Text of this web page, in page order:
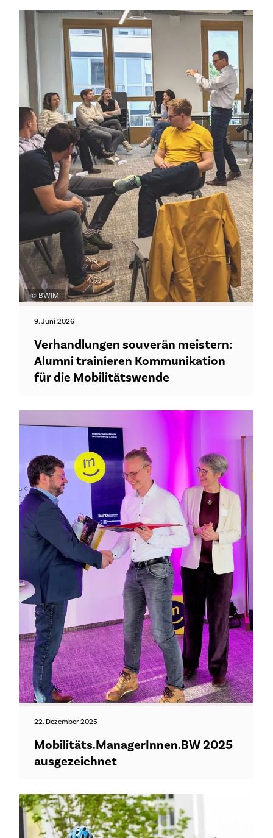
© BWIM
9. Juni 2026
Verhandlungen souverän meistern:
Alumni trainieren Kommunikation
für die Mobilitätswende
22. Dezember 2025
Mobilitäts.ManagerInnen.BW 2025
ausgezeichnet